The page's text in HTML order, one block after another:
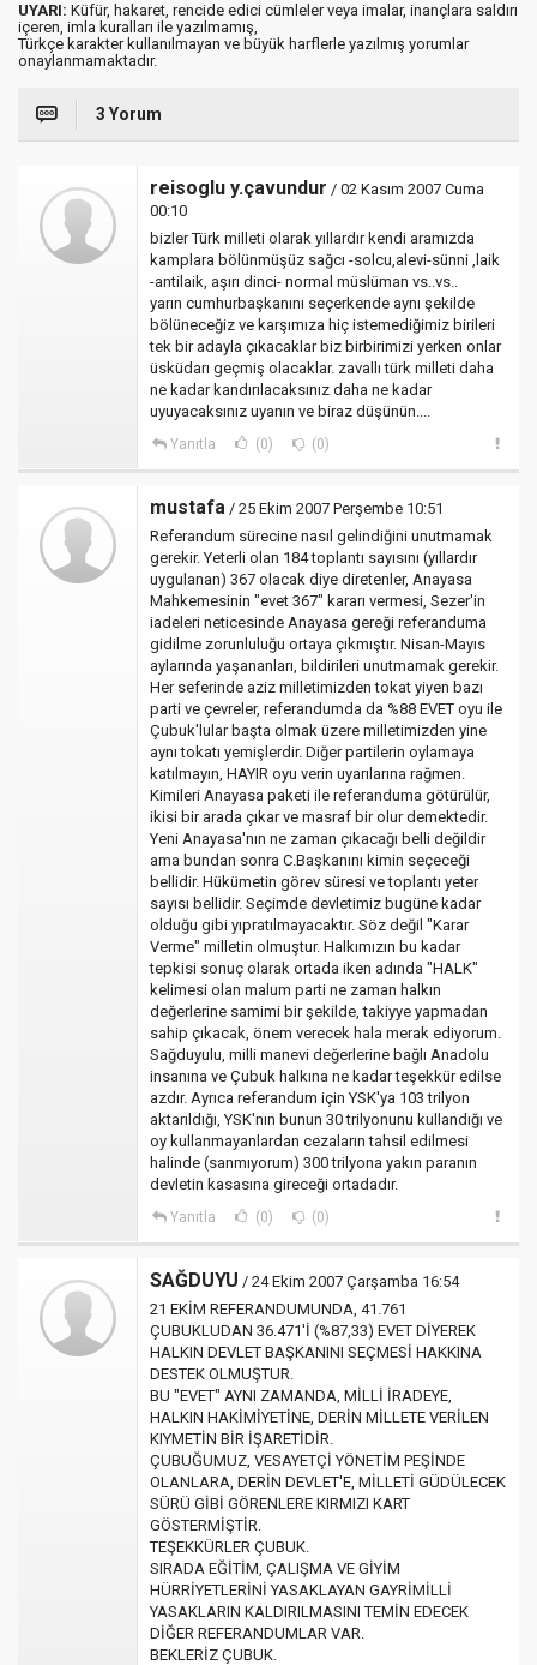
UYARI: Küfür, hakaret, rencide edici cümleler veya imalar, inançlara saldırı
içeren, imla kuralları ile yazılmamış,
Türkçe karakter kullanılmayan ve büyük harflerle yazılmış yorumlar
onaylanmamaktadır.
3 Yorum
reisoglu y.çavundur / 02 Kasım 2007 Cuma
00:10
bizler Türk milleti olarak yıllardır kendi aramızda
kamplara bölünmüşüz sağcı -solcu,alevi-sünni ,laik
-antilaik, aşırı dinci- normal müslüman vs..vs..
yarın cumhurbaşkanını seçerkende aynı şekilde
bölüneceğiz ve karşımıza hiç istemediğimiz birileri
tek bir adayla çıkacaklar biz birbirimizi yerken onlar
üsküdarı geçmiş olacaklar. zavallı türk milleti daha
ne kadar kandırılacaksınız daha ne kadar
uyuyacaksınız uyanın ve biraz düşünün....
Yanıtla (0) (0)
mustafa / 25 Ekim 2007 Perşembe 10:51
Referandum sürecine nasıl gelindiğini unutmamak
gerekir. Yeterli olan 184 toplantı sayısını (yıllardır
uygulanan) 367 olacak diye diretenler, Anayasa
Mahkemesinin "evet 367" kararı vermesi, Sezer'in
iadeleri neticesinde Anayasa gereği referanduma
gidilme zorunluluğu ortaya çıkmıştır. Nisan-Mayıs
aylarında yaşananları, bildirileri unutmamak gerekir.
Her seferinde aziz milletimizden tokat yiyen bazı
parti ve çevreler, referandumda da %88 EVET oyu ile
Çubuk'lular başta olmak üzere milletimizden yine
aynı tokatı yemişlerdir. Diğer partilerin oylamaya
katılmayın, HAYIR oyu verin uyarılarına rağmen.
Kimileri Anayasa paketi ile referanduma götürülür,
ikisi bir arada çıkar ve masraf bir olur demektedir.
Yeni Anayasa'nın ne zaman çıkacağı belli değildir
ama bundan sonra C.Başkanını kimin seçeceği
bellidir. Hükümetin görev süresi ve toplantı yeter
sayısı bellidir. Seçimde devletimiz bugüne kadar
olduğu gibi yıpratılmayacaktır. Söz değil "Karar
Verme" milletin olmuştur. Halkımızın bu kadar
tepkisi sonuç olarak ortada iken adında "HALK"
kelimesi olan malum parti ne zaman halkın
değerlerine samimi bir şekilde, takiyye yapmadan
sahip çıkacak, önem verecek hala merak ediyorum.
Sağduyulu, milli manevi değerlerine bağlı Anadolu
insanına ve Çubuk halkına ne kadar teşekkür edilse
azdır. Ayrıca referandum için YSK'ya 103 trilyon
aktarıldığı, YSK'nın bunun 30 trilyonunu kullandığı ve
oy kullanmayanlardan cezaların tahsil edilmesi
halinde (sanmıyorum) 300 trilyona yakın paranın
devletin kasasına gireceği ortadadır.
Yanıtla (0) (0)
SAĞDUYU / 24 Ekim 2007 Çarşamba 16:54
21 EKİM REFERANDUMUNDA, 41.761
ÇUBUKLUDAN 36.471'İ (%87,33) EVET DİYEREK
HALKIN DEVLET BAŞKANINI SEÇMESİ HAKKINA
DESTEK OLMUŞTUR.
BU "EVET" AYNI ZAMANDA, MİLLİ İRADEYE,
HALKIN HAKİMİYETİNE, DERİN MİLLETE VERİLEN
KIYMETİN BİR İŞARETİDİR.
ÇUBUĞUMUZ, VESAYETÇİ YÖNETİM PEŞİNDE
OLANLARA, DERİN DEVLET'E, MİLLETİ GÜDÜLECEK
SÜRÜ GİBİ GÖRENLERE KIRMIZI KART
GÖSTERMİŞTİR.
TEŞEKKÜRLER ÇUBUK.
SIRADA EĞİTİM, ÇALIŞMA VE GİYİM
HÜRRİYETLERİNİ YASAKLAYAN GAYRİMİLLİ
YASAKLARIN KALDIRILMASINI TEMİN EDECEK
DİĞER REFERANDUMLAR VAR.
BEKLERİZ ÇUBUK.